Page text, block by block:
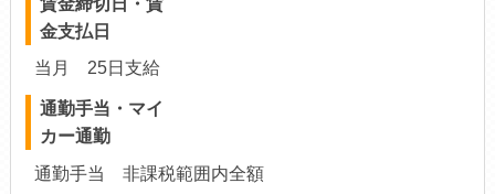
賃金締切日・賃
金支払日
当月 25日支給
通勤手当・マイ
カー通勤
通勤手当 非課税範囲内全額